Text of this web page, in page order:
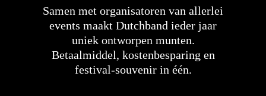
Samen met organisatoren van allerlei
events maakt Dutchband ieder jaar
uniek ontworpen munten.
Betaalmiddel, kostenbesparing en
festival-souvenir in één.